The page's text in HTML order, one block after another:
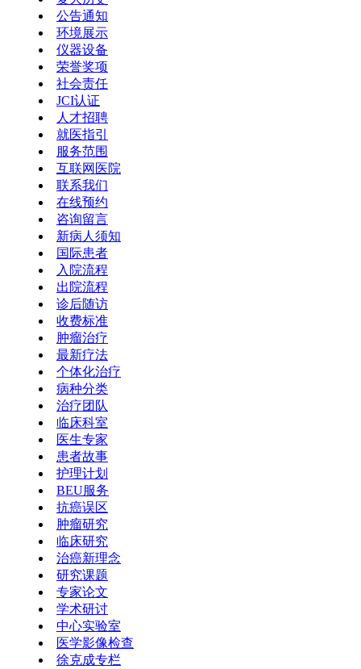
公告通知
环境展示
仪器设备
荣誉奖项
社会责任
JCI认证
人才招聘
就医指引
服务范围
互联网医院
联系我们
在线预约
咨询留言
新病人须知
国际患者
入院流程
出院流程
诊后随访
收费标准
肿瘤治疗
最新疗法
个体化治疗
病种分类
治疗团队
临床科室
医生专家
患者故事
护理计划
BEU服务
抗癌误区
肿瘤研究
临床研究
治癌新理念
研究课题
专家论文
学术研讨
中心实验室
医学影像检查
徐克成专栏